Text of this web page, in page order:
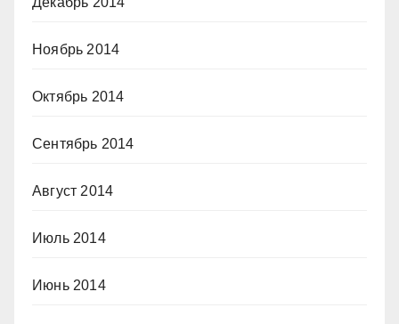
Ноябрь 2014
Октябрь 2014
Сентябрь 2014
Август 2014
Июль 2014
Июнь 2014